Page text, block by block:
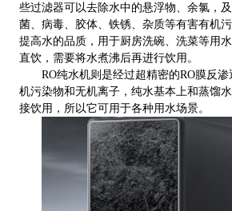
些过滤器可以去除水中的悬浮物、余氯，
菌、病毒、胶体、铁锈、杂质等有害有机
提高水的品质，用于厨房洗碗、洗菜等用
直饮，需要将水煮沸后再进行饮用。
RO纯水机则是经过超精密的RO膜反
机污染物和无机离子，纯水基本上和蒸馏
接饮用，所以它可用于各种用水场景。